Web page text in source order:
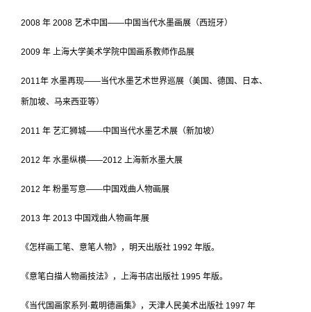
2008 年 2008 艺术中国——中国当代水墨画展（西班牙）
2009 年 上海大学美术学院中国画系教师作品展
2011年 水墨再现——当代水墨艺术世界巡展（美国、德国、日本、
新加坡、马来西亚等）
2011 年 艺汇狮城——中国当代水墨艺术展（新加坡）
2012 年 水墨纵横——2012 上海新水墨大展
2012 年 粉墨写意——中国戏曲人物画展
2013 年 2013 中国戏曲人物画年展
《怎样画工笔、意笔人物》，明天出版社 1992 年版。
《意笔白描人物画技法》，上海书店出版社 1995 年版。
《当代国画家系列·戴明德画集》，天津人民美术出版社 1997 年